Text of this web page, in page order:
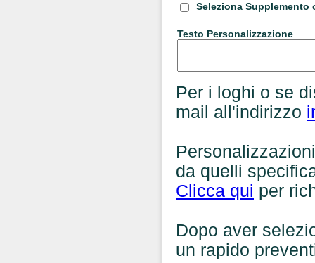
Seleziona Supplemento
Testo Personalizzazione
Per i loghi o se
mail all'indirizzo
da quelli
Clicca qui per
Dopo aver
un rapido